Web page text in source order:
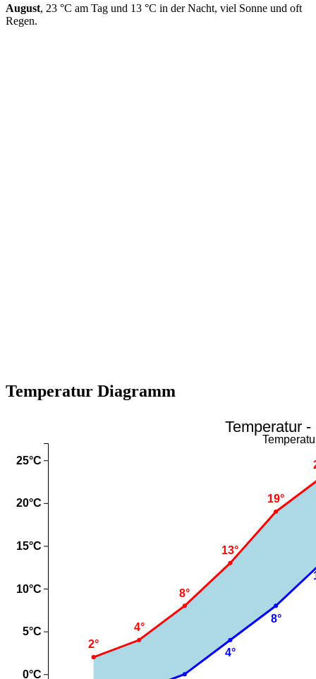
August, 23 °C am Tag und 13 °C in der Nacht, viel Sonne und oft
Regen.
Temperatur Diagramm